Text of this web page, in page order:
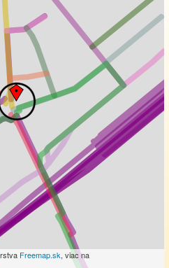
Freemap.sk, viac na